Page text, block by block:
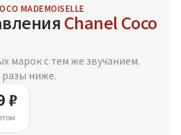
MADEMOISELLE
Chanel Coco
марок с тем же звучанием.
разы ниже.
₽